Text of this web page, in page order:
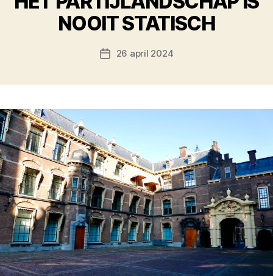
NOOIT STATISCH
Berichtdatum
26 april 2024